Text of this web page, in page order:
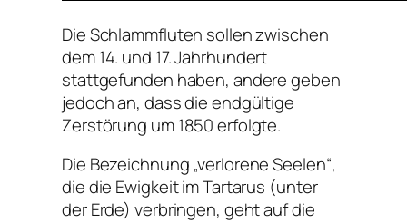
Die Schlammfluten sollen zwischen
dem 14. und 17. Jahrhundert
stattgefunden haben, andere geben
jedoch an, dass die endgültige
Zerstörung um 1850 erfolgte.
Die Bezeichnung „verlorene Seelen“,
die die Ewigkeit im Tartarus (unter
der Erde) verbringen, geht auf die